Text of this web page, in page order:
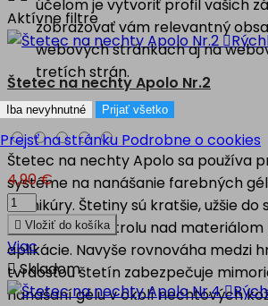
Aktívne filtre

Štetec na nechty Apolo Nr.2
Štetec na nechty Apolo sa používa
systéme na nanášanie farebných
manikúry. Štetiny sú kratšie, užšie
maximálnu kontrolu nad
aplikácie. Navyše rovnováha medzi
tvrdosťou štetín zabezpečuje
nanášaní gélu v okolí nechtových
4,90 €
 Vložiť do košíka
Viac
Skladom

účelom je vytvoriť profil vašich
zobrazovať vám relevantný
webových stránkach aj na
tretích strán.
Iba nevyhnutné Prijať všetko
Prejsť na stránku Podrobne o cookies